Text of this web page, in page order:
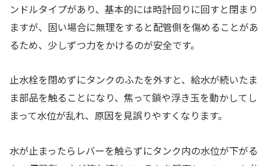
ンドルタイプがあり、基本的には時計回りに回すと閉まり
ますが、固い場合に無理をすると配管側を傷めることがあ
るため、少しずつ力をかけるのが安全です。
止水栓を閉めずにタンクのふたを外すと、給水が続いたま
ま部品を触ることになり、焦って鎖や浮き玉を動かしてし
まって水位が乱れ、原因を見誤りやすくなります。
水が止まったらレバーを触らずにタンク内の水位が下がる